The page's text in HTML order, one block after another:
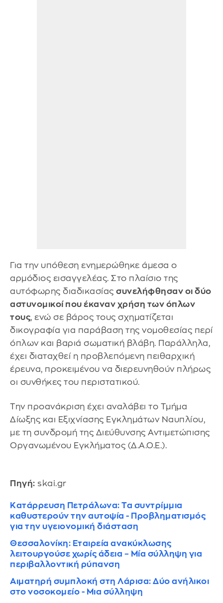
Για την υπόθεση ενημερώθηκε άμεσα ο
αρμόδιος εισαγγελέας. Στο πλαίσιο της
αυτόφωρης διαδικασίας συνελήφθησαν οι δύο
αστυνομικοί που έκαναν χρήση των όπλων
τους, ενώ σε βάρος τους σχηματίζεται
δικογραφία για παράβαση της νομοθεσίας περί
όπλων και βαριά σωματική βλάβη. Παράλληλα,
έχει διαταχθεί η προβλεπόμενη πειθαρχική
έρευνα, προκειμένου να διερευνηθούν πλήρως
οι συνθήκες του περιστατικού.
Την προανάκριση έχει αναλάβει το Τμήμα
Δίωξης και Εξιχνίασης Εγκλημάτων Ναυπλίου,
με τη συνδρομή της Διεύθυνσης Αντιμετώπισης
Οργανωμένου Εγκλήματος (Δ.Α.Ο.Ε.).
Πηγή: skai.gr
Κατάρρευση Πετράλωνα: Τα συντρίμμια
καθυστερούν την αυτοψία - Προβληματισμός
για την υγειονομική διάσταση
Θεσσαλονίκη: Εταιρεία ανακύκλωσης
λειτουργούσε χωρίς άδεια – Μία σύλληψη για
περιβαλλοντική ρύπανση
Αιματηρή συμπλοκή στη Λάρισα: Δύο ανήλικοι
στο νοσοκομείο - Μια σύλληψη